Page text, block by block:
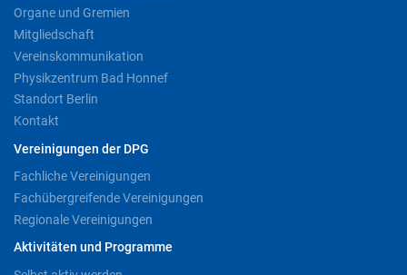
Organe und Gremien
Mitgliedschaft
Vereinskommunikation
Physikzentrum Bad Honnef
Standort Berlin
Kontakt
Vereinigungen der DPG
Fachliche Vereinigungen
Fachübergreifende Vereinigungen
Regionale Vereinigungen
Aktivitäten und Programme